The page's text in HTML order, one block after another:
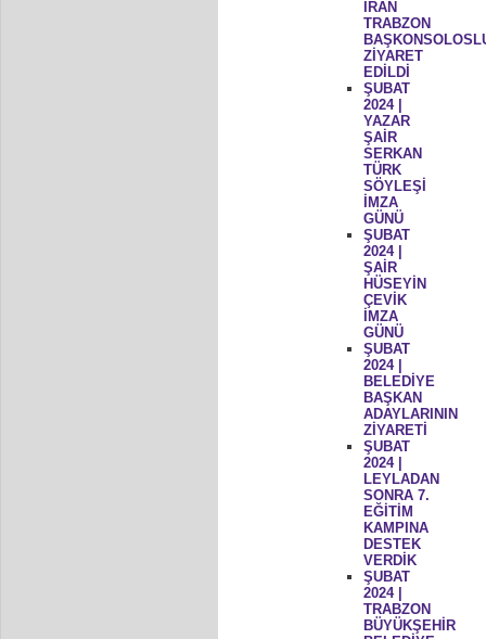
İRAN
TRABZON
ZİYARET
EDİLDİ
ŞUBAT
2024 |
YAZAR
ŞAİR
SERKAN
TÜRK
SÖYLEŞİ
İMZA
GÜNÜ
ŞUBAT
2024 |
ŞAİR
HÜSEYİN
ÇEVİK
İMZA
GÜNÜ
ŞUBAT
2024 |
BELEDİYE
BAŞKAN
ADAYLARININ
ZİYARETİ
ŞUBAT
2024 |
LEYLADAN
SONRA 7.
EĞİTİM
KAMPINA
DESTEK
VERDİK
ŞUBAT
2024 |
TRABZON
BÜYÜKŞEHİR